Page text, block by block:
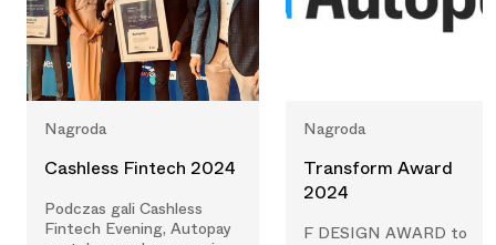
Nagroda
Cashless Fintech 2024
Podczas gali Cashless
Fintech Evening, Autopay
Nagroda
Transform Award
2024
F DESIGN AWARD to